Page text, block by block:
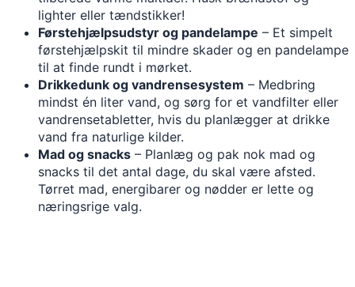
lighter eller tændstikker!
Førstehjælpsudstyr og pandelampe – Et simpelt
førstehjælpskit til mindre skader og en pandelampe
til at finde rundt i mørket.
Drikkedunk og vandrensesystem – Medbring
mindst én liter vand, og sørg for et vandfilter eller
vandrensetabletter, hvis du planlægger at drikke
vand fra naturlige kilder.
Mad og snacks – Planlæg og pak nok mad og
snacks til det antal dage, du skal være afsted.
Tørret mad, energibarer og nødder er lette og
næringsrige valg.